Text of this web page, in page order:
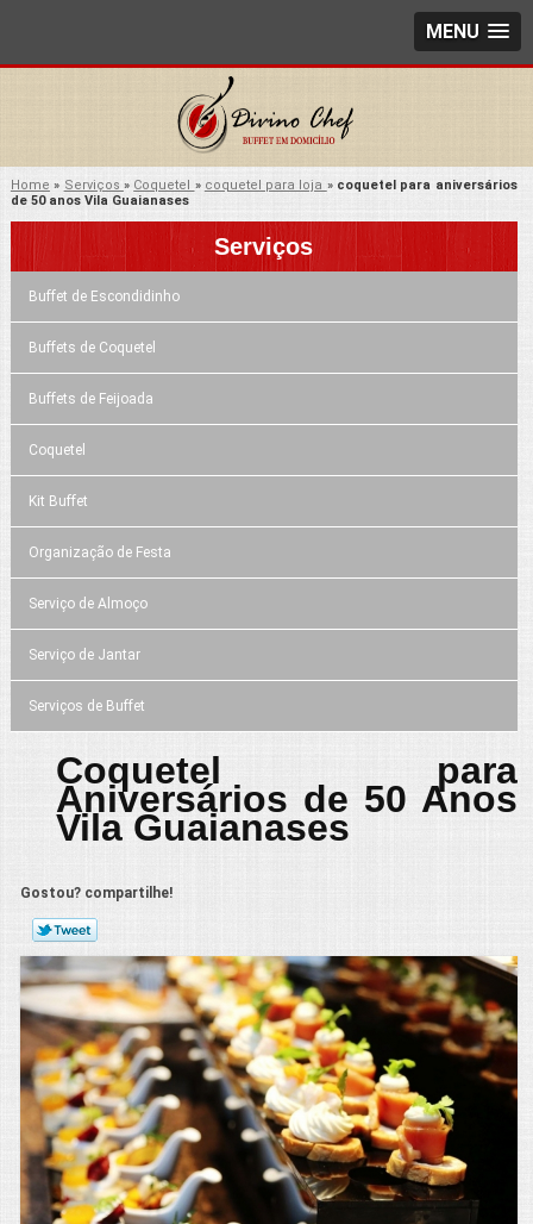
MENU
Home » Serviços » Coquetel » coquetel para loja » coquetel para aniversários
de 50 anos Vila Guaianases
Serviços
Buffet de Escondidinho
Buffets de Coquetel
Buffets de Feijoada
Coquetel
Kit Buffet
Organização de Festa
Serviço de Almoço
Serviço de Jantar
Serviços de Buffet
Coquetel para
Aniversários de 50 Anos
Vila Guaianases
Gostou? compartilhe!